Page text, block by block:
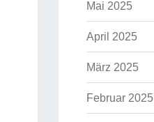
Mai 2025
April 2025
März 2025
Februar 2025